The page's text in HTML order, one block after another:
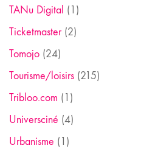
TANu Digital (1)
Ticketmaster(2)
Tomojo (24)
Tourisme/loisirs (215)
Tribloo.com (1)
Universciné (4)
Urbanisme (1)